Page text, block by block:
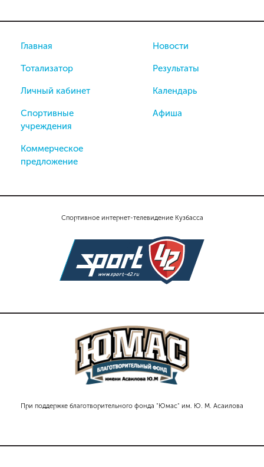
Спортивное интернет-телевидение Кузбасса
При поддержке благотворительного фонда "Юмас" им. Ю. М. Асаилова
Главная
Тотализатор
Личный кабинет
Спортивные
учреждения
Коммерческое
предложение
Новости
Результаты
Календарь
Афиша